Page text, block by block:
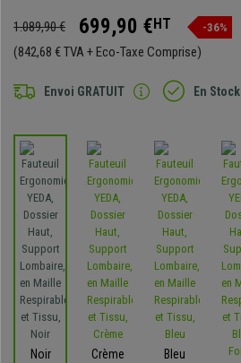
1.089,90 € 699,90 €HT -36%
(842,68 € TVA + Eco-Taxe Comprise)
Envoi GRATUIT En Stock
Noir Crème
Bleu